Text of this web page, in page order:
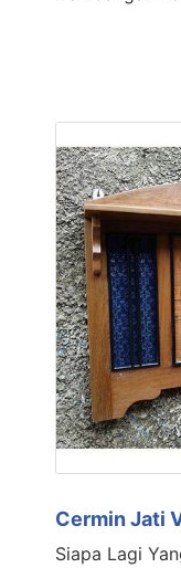
Cermin Jati
Siapa Lagi